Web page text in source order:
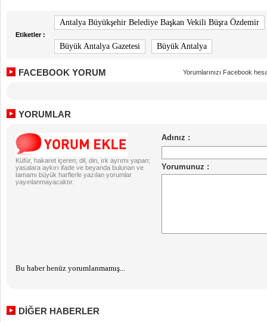
Etiketler :
Antalya Büyükşehir Belediye Başkan Vekili Büşra Özdemir
Büyük Antalya Gazetesi Büyük Antalya
FACEBOOK YORUM Yorumlarınızı Facebook
YORUMLAR
Küfür, hakaret içeren; dil, din, ırk ayrımı yapan;
yasalara aykırı ifade ve beyanda bulunan ve
tamamı büyük harflerle yazılan yorumlar
yayınlanmayacaktır.
Bu haber henüz yorumlanmamış...
DİĞER HABERLER